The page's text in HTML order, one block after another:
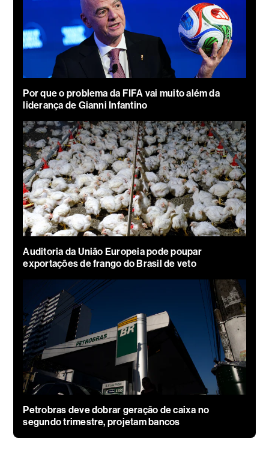
Por que o problema da FIFA vai muito além da
liderança de Gianni Infantino
Auditoria da União Europeia pode poupar
exportações de frango do Brasil de veto
Petrobras deve dobrar geração de caixa no
segundo trimestre, projetam bancos